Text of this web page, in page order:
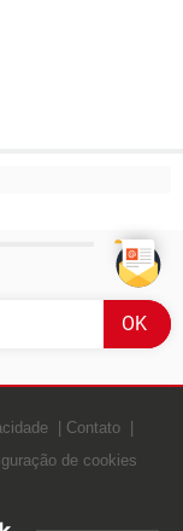
Contato
de cookies